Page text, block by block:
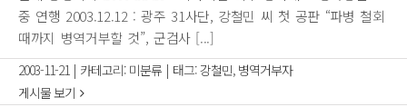
중 연행 2003.12.12 : 광주 31사단, 강철민 씨 첫 공판 “파병 철회
때까지 병역거부할 것”, 군검사 [...]
2003-11-21 | 카테고리: 미분류 | 태그:강철민, 병역거부자
게시물 보기